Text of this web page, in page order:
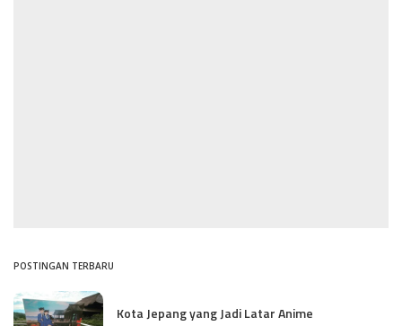
POSTINGAN TERBARU
Kota Jepang yang Jadi Latar Anime